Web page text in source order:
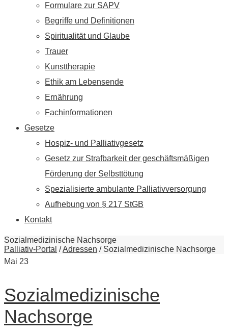
Formulare zur SAPV
Begriffe und Definitionen
Spiritualität und Glaube
Trauer
Kunsttherapie
Ethik am Lebensende
Ernährung
Fachinformationen
Gesetze
Hospiz- und Palliativgesetz
Gesetz zur Strafbarkeit der geschäftsmäßigen
Förderung der Selbsttötung
Spezialisierte ambulante Palliativversorgung
Aufhebung von § 217 StGB
Kontakt
Sozialmedizinische Nachsorge
Palliativ-Portal /Adressen / Sozialmedizinische Nachsorge
Mai 23
Sozialmedizinische
Nachsorge